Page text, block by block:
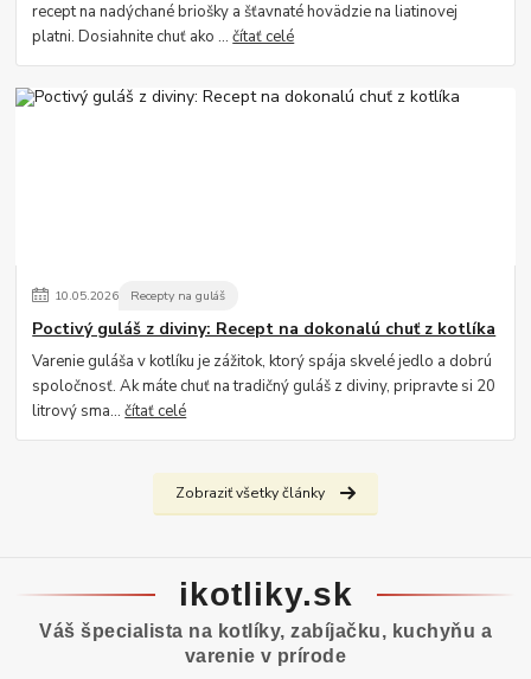
recept na nadýchané briošky a šťavnaté hovädzie na liatinovej
platni. Dosiahnite chuť ako ...čítať celé
10.05.2026 Recepty na guláš
Poctivý guláš z diviny: Recept na dokonalú chuť z kotlíka
Varenie guláša v kotlíku je zážitok, ktorý spája skvelé jedlo a dobrú
spoločnosť. Ak máte chuť na tradičný guláš z diviny, pripravte si 20
litrový sma...čítať celé
Zobraziť všetky články
ikotliky.sk
Váš špecialista na kotlíky, zabíjačku, kuchyňu a
varenie v prírode